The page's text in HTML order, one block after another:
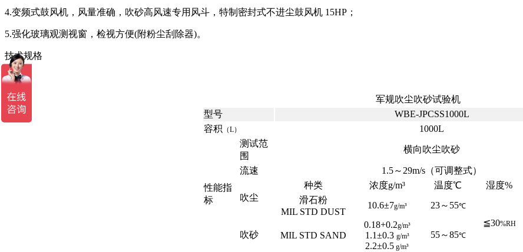
4.变频式鼓风机，风量准确，吹砂高风速专用风斗，特制密封式不进尘鼓风机 15HP；
5.强化玻璃观测视窗，检视方便(附粉尘刮除器)。
技术规格
军规吹尘吹砂试验机
型号
WBE-JPCSS1000L
容积 （L） 1000L
性能指
标
测试范
围
横向吹尘吹砂
流速 1.5～29m/s（可调整式）
吹尘
种类 浓度g/m³ 温度℃ 湿度%
滑石粉
MIL STD DUST
10.6±7g/m³ 23～55℃
≦30%RH
吹砂 MIL STD SAND
0.18+0.2g/m³
1.1±0.3 g/m³
2.2±0.5 g/m³
55～85℃